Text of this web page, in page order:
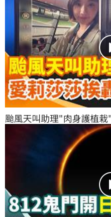
颱風天叫助理"肉身護植
回應了！ Tim哥公司淹
潰：下週恐沒片上｜三立